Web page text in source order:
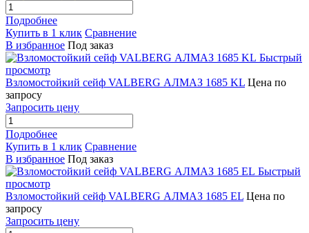
Подробнее
Купить в 1 клик Сравнение
В избранное Под заказ
Быстрый
просмотр
Взломостойкий сейф VALBERG АЛМАЗ 1685 KL Цена по
запросу
Запросить цену
Подробнее
Купить в 1 клик Сравнение
В избранное Под заказ
Быстрый
просмотр
Взломостойкий сейф VALBERG АЛМАЗ 1685 EL Цена по
запросу
Запросить цену